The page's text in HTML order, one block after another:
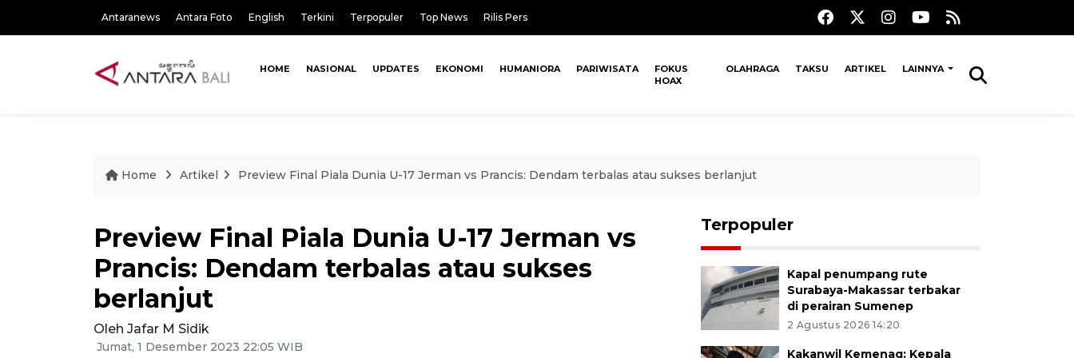
Antaranews Antara Foto English Terkini Terpopuler Top News Rilis Pers
HOME NASIONAL UPDATES EKONOMI HUMANIORA PARIWISATA
FOKUS
HOAX
OLAHRAGA TAKSU ARTIKEL LAINNYA
Home Artikel Preview Final Piala Dunia U-17 Jerman vs Prancis: Dendam terbalas atau sukses berlanjut
Preview Final Piala Dunia U-17 Jerman vs
Prancis: Dendam terbalas atau sukses
berlanjut
Oleh Jafar M Sidik
Jumat, 1 Desember 2023 22:05 WIB
Terpopuler
Kapal penumpang rute
Surabaya-Makassar terbakar
di perairan Sumenep
2 Agustus 2026 14:20
Kakanwil Kemenag: Kepala